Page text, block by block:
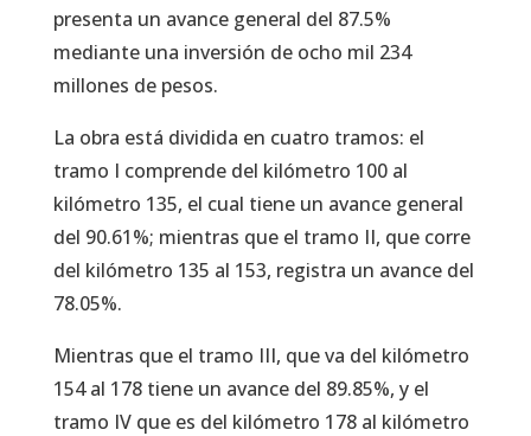
presenta un avance general del 87.5%
mediante una inversión de ocho mil 234
millones de pesos.
La obra está dividida en cuatro tramos: el
tramo I comprende del kilómetro 100 al
kilómetro 135, el cual tiene un avance general
del 90.61%; mientras que el tramo II, que corre
del kilómetro 135 al 153, registra un avance del
78.05%.
Mientras que el tramo III, que va del kilómetro
154 al 178 tiene un avance del 89.85%, y el
tramo IV que es del kilómetro 178 al kilómetro